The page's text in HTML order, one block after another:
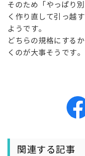
そのため「やっぱり
く作り直して引っ越
ようです。
どちらの規格にする
くのが大事そうです。
関連する記事